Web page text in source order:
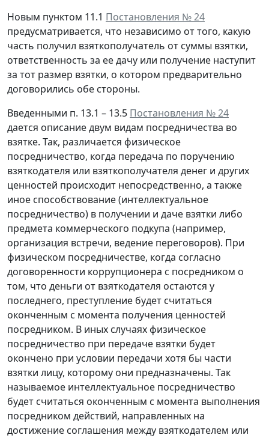
Новым пунктом 11.1 Постановления № 24
предусматривается, что независимо от того, какую
часть получил взяткополучатель от суммы взятки,
ответственность за ее дачу или получение наступит
за тот размер взятки, о котором предварительно
договорились обе стороны.
Введенными п. 13.1 – 13.5 Постановления № 24
дается описание двум видам посредничества во
взятке. Так, различается физическое
посредничество, когда передача по поручению
взяткодателя или взяткополучателя денег и других
ценностей происходит непосредственно, а также
иное способствование (интеллектуальное
посредничество) в получении и даче взятки либо
предмета коммерческого подкупа (например,
организация встречи, ведение переговоров). При
физическом посредничестве, когда согласно
договоренности коррупционера с посредником о
том, что деньги от взяткодателя остаются у
последнего, преступление будет считаться
оконченным с момента получения ценностей
посредником. В иных случаях физическое
посредничество при передаче взятки будет
окончено при условии передачи хотя бы части
взятки лицу, которому они предназначены. Так
называемое интеллектуальное посредничество
будет считаться оконченным с момента выполнения
посредником действий, направленных на
достижение соглашения между взяткодателем или